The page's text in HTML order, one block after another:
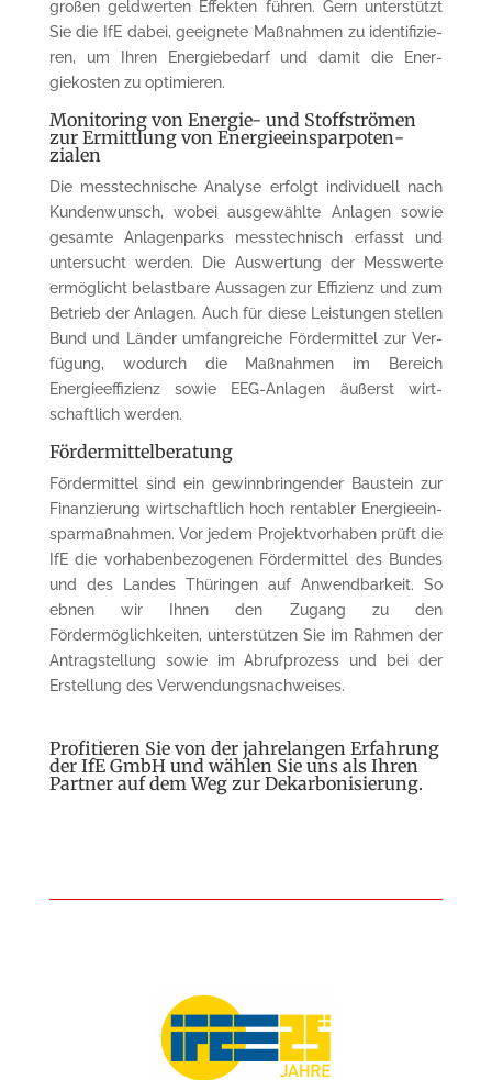
großen geld­werten Effekten führen. Gern unterstützt
Sie die IfE dabei, geeignete Maßnahmen zu identi­fizie­
ren, um Ihren Energiebedarf und damit die Ener­
giekosten zu optimieren.
Monitoring von Energie- und Stoffströ­men
zur Ermittlung von Energie­ein­spar­poten­
zialen
Die messtechnische Analyse erfolgt individuell nach
Kundenwunsch, wobei ausgewählte An­lagen sowie
gesamte Anlagenparks messtech­nisch erfasst und
un­ter­sucht werden. Die Aus­wer­tung der Messwerte
ermöglicht belastbare Aussagen zur Effizienz und zum
Betrieb der An­lagen. Auch für diese Leistungen stellen
Bund und Länder umfangreiche Fördermittel zur Ver­
fügung, wodurch die Maßnahmen im Bereich
Energieeffizienz sowie EEG-Anlagen äußerst wirt­
schaftlich werden.
Fördermittelberatung
Fördermittel sind ein gewinnbringender Baustein zur
Finanzierung wirtschaftlich hoch ren­tabler Energie­ein­
sparmaßnahmen. Vor jedem Projekt­vorhaben prüft die
IfE die vorhaben­be­zogenen Fördermittel des Bundes
und des Landes Thü­ringen auf Anwendbarkeit. So
ebnen wir Ihnen den Zugang zu den
Fördermöglichkeiten, un­ter­stüt­zen Sie im Rahmen der
Antrag­stellung sowie im Abrufprozess und bei der
Erstellung des Ver­wendungsnachweises.
Profitieren Sie von der jahrelangen Erfahrung
der IfE GmbH und wählen Sie uns als Ihren
Part­ner auf dem Weg zur Dekarbonisierung.